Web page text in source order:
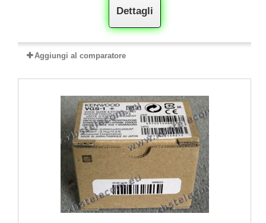
Dettagli
Aggiungi al comparatore